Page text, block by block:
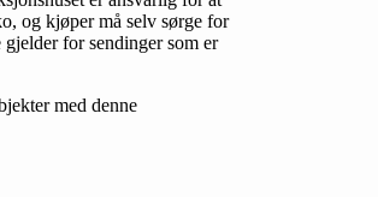
og kjøper må selv sørge for
for sendinger som er
med denne